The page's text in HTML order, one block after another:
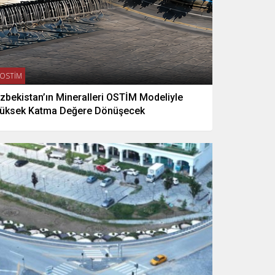
OSTİM
Mineralleri OSTİM Modeliyle
Katma Değere Dönüşecek